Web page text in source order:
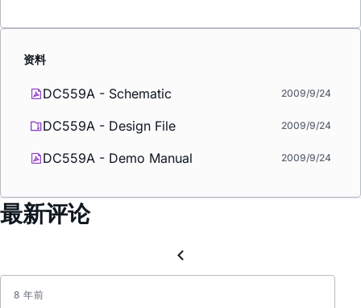
资料
DC559A - Schematic 2009/9/24
DC559A - Design File 2009/9/24
DC559A - Demo Manual 2009/9/24
最新评论
8 年前